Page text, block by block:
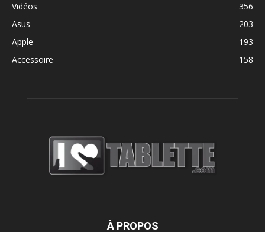
Vidéos
356
Asus
203
Apple
193
Accessoire
158
À PROPOS